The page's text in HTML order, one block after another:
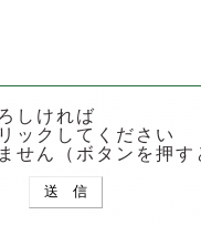
しければ
ックしてください
せん（ボタンを押す